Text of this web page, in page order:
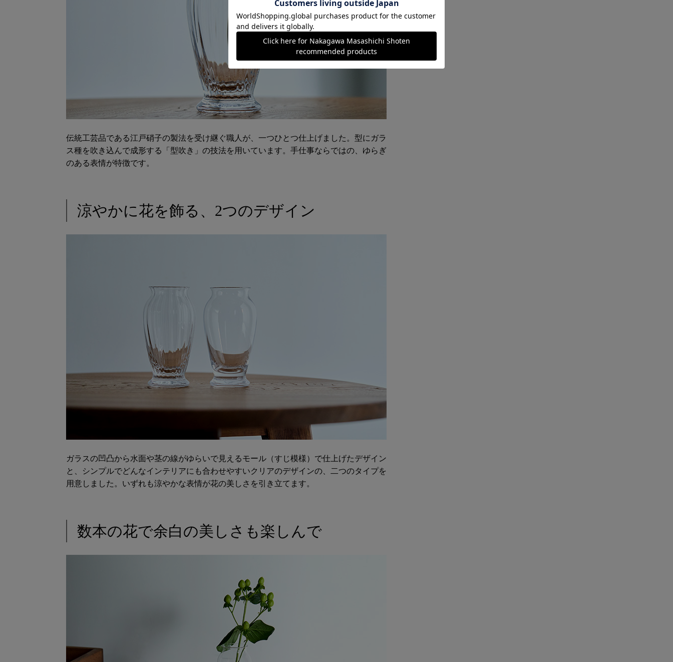
伝統工芸品である江戸硝子の製法を受け継ぐ職人が、一つひとつ仕上げました。型にガラ
ス種を吹き込んで成形する「型吹き」の技法を用いています。手仕事ならではの、ゆらぎ
のある表情が特徴です。
涼やかに花を飾る、2つのデザイン
ガラスの凹凸から水面や茎の線がゆらいで見えるモール（すじ模様）で仕上げたデザイン
と、シンプルでどんなインテリアにも合わせやすいクリアのデザインの、二つのタイプを
用意しました。いずれも涼やかな表情が花の美しさを引き立てます。
数本の花で余白の美しさも楽しんで